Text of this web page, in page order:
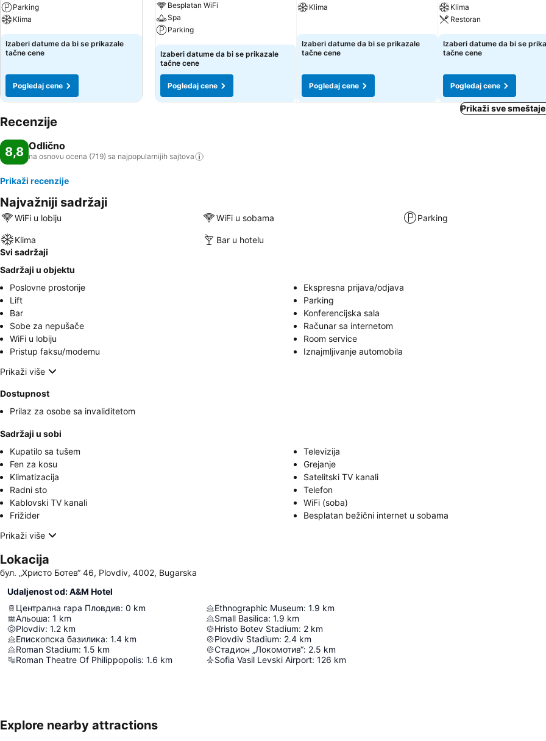
Parking
Klima
Izaberi datume da bi se prikazale
tačne cene
Pogledaj cene
Besplatan WiFi
Spa
Parking
Izaberi datume da bi se prikazale
tačne cene
Pogledaj cene
Klima
Izaberi datume da bi se prikazale
tačne cene
Pogledaj cene
Klima
Restoran
Izaberi datume da bi se
tačne cene
Pogledaj cene
Prikaži sve
Recenzije
8,8 Odlično
na osnovu ocena (719) sa najpopularnijih sajtova
Prikaži recenzije
Najvažniji sadržaji
WiFi u lobiju WiFi u sobama Parking
Klima
Bar u hotelu
Svi sadržaji
Sadržaji u objektu
Poslovne prostorije
Ekspresna prijava/odjava
Lift
Parking
Bar
Konferencijska sala
Sobe za nepušače
Računar sa internetom
WiFi u lobiju
Room service
Pristup faksu/modemu
Iznajmljivanje automobila
Prikaži više
Dostupnost
Prilaz za osobe sa invaliditetom
Sadržaji u sobi
Kupatilo sa tušem
Televizija
Fen za kosu
Grejanje
Klimatizacija
Satelitski TV kanali
Radni sto
Telefon
Kablovski TV kanali
WiFi (soba)
Frižider
Besplatan bežični internet u sobama
Prikaži više
Lokacija
бул. „Христо Ботев“ 46, Plovdiv, 4002, Bugarska
Udaljenost od: A&M Hotel
Централна гара Пловдив: 0 km
Альоша: 1 km
Plovdiv: 1.2 km
Епископска базилика: 1.4 km
Roman Stadium: 1.5 km
Roman Theatre Of Philippopolis: 1.6 km
Ethnographic Museum: 1.9 km
Small Basilica: 1.9 km
Hristo Botev Stadium: 2 km
Plovdiv Stadium: 2.4 km
Стадион „Локомотив“: 2.5 km
Sofia Vasil Levski Airport: 126 km
Explore nearby attractions